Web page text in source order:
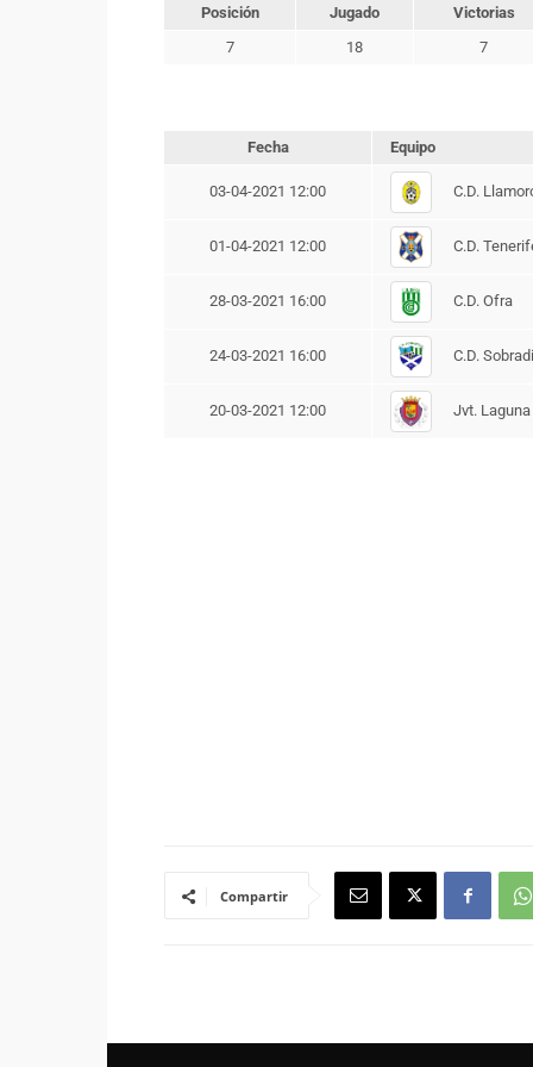
Posición Jugado
Victorias
7
18 7
Fecha Equipo
03-04-2021 12:00 C.D.
01-04-2021 12:00 C.D.
28-03-2021 16:00 C.D. Ofra
24-03-2021 16:00 C.D.
20-03-2021 12:00 Jvt. Laguna
Compartir